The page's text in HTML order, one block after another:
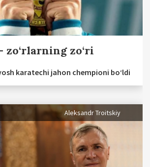
zo‘rlarning zo‘ri
karatechi jahon chempioni bo‘ldi
Aleksandr Troitskiy